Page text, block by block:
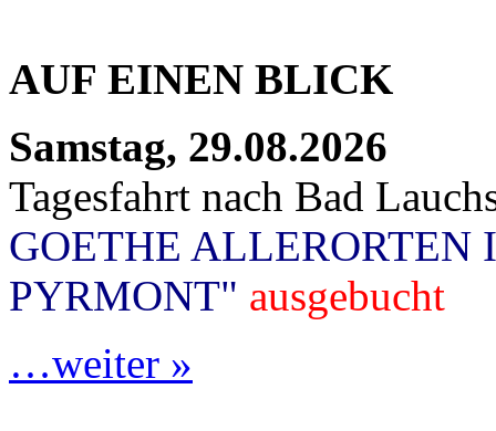
AUF EINEN BLICK
Samstag, 29.08.2026
Tagesfahrt nach Bad
GOETHE ALLERORTEN
PYRMONT" ausgebucht
…weiter »